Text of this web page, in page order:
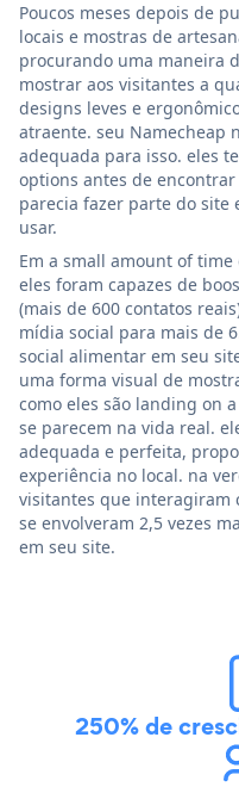
Poucos meses depois de
locais e mostras de
procurando uma maneira
mostrar aos visitantes a
designs leves e
atraente. seu Namecheap
adequada para isso. eles
options antes de
parecia fazer parte do site
usar.
Em a small amount of
eles foram capazes de
(mais de 600 contatos
mídia social para mais de
social alimentar em seu
uma forma visual de
como eles são landing on
se parecem na vida real.
adequada e perfeita,
experiência no local. na
visitantes que interagiram
se envolveram 2,5 vezes
em seu site.
250% de